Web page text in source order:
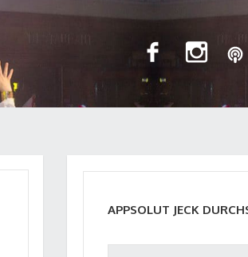
APPSOLUT JECK